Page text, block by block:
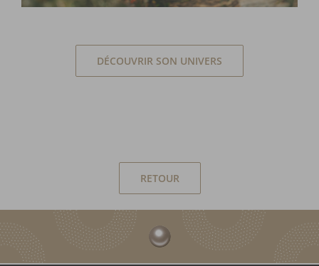
DÉCOUVRIR SON UNIVERS
RETOUR